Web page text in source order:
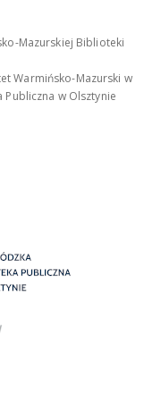
Mazurskiej Biblioteki
Warmińsko-Mazurski w
w Olsztynie